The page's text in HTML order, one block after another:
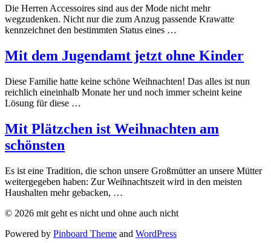
Die Herren Accessoires sind aus der Mode nicht mehr
wegzudenken. Nicht nur die zum Anzug passende Krawatte
kennzeichnet den bestimmten Status eines …
Mit dem Jugendamt jetzt ohne Kinder
Diese Familie hatte keine schöne Weihnachten! Das alles ist nun
reichlich eineinhalb Monate her und noch immer scheint keine
Lösung für diese …
Mit Plätzchen ist Weihnachten am
schönsten
Es ist eine Tradition, die schon unsere Großmütter an unsere Mütter
weitergegeben haben: Zur Weihnachtszeit wird in den meisten
Haushalten mehr gebacken, …
© 2026 mit geht es nicht und ohne auch nicht
Powered by Pinboard Theme and WordPress